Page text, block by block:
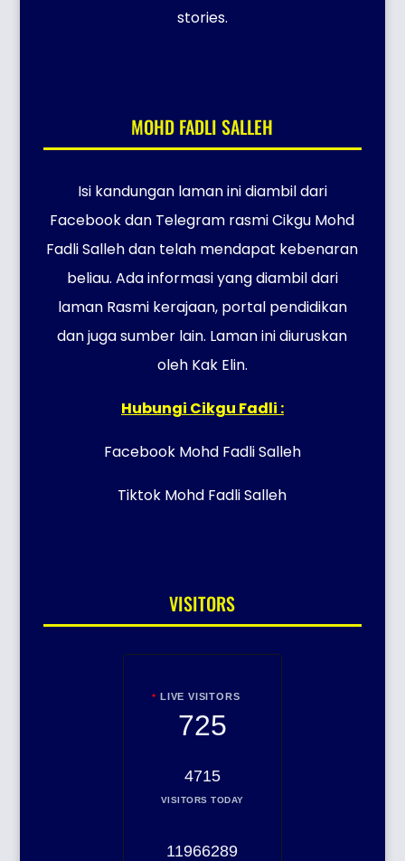
stories.
MOHD FADLI SALLEH
Isi kandungan laman ini diambil dari
Facebook dan Telegram rasmi Cikgu Mohd
Fadli Salleh dan telah mendapat kebenaran
beliau. Ada informasi yang diambil dari
laman Rasmi kerajaan, portal pendidikan
dan juga sumber lain. Laman ini diuruskan
oleh Kak Elin.
Hubungi Cikgu Fadli :
Facebook Mohd Fadli Salleh
Tiktok Mohd Fadli Salleh
VISITORS
LIVE VISITORS
725
4715
VISITORS TODAY
11966289